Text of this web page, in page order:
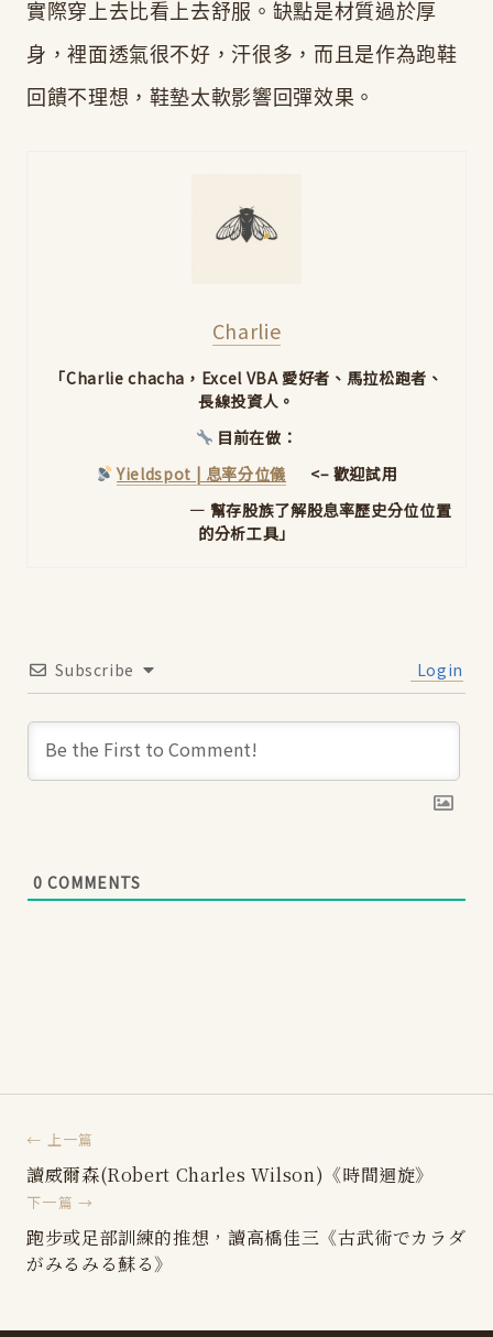
實際穿上去比看上去舒服。缺點是材質過於厚
身，裡面透氣很不好，汗很多，而且是作為跑鞋
回饋不理想，鞋墊太軟影響回彈效果。
Charlie
「Charlie chacha，Excel VBA 愛好者、馬拉松跑者、
長線投資人。
目前在做：
Yieldspot | 息率分位儀 <– 歡迎試用
— 幫存股族了解股息率歷史分位位置
的分析工具」
Subscribe Login
0 COMMENTS
← 上一篇
讀威爾森(Robert Charles Wilson)《時間迴旋》
下一篇 →
跑步或足部訓練的推想，讀高橋佳三《古武術でカラダ
がみるみる蘇る》